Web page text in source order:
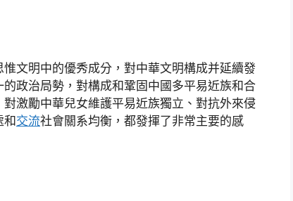
文明中的優秀成分，對中華文明構成并延續發
政治局勢，對構成和鞏固中國多平易近族和合
激勵中華兒女維護平易近族獨立、對抗外來侵
和交流社會關系均衡，都發揮了非常主要的感